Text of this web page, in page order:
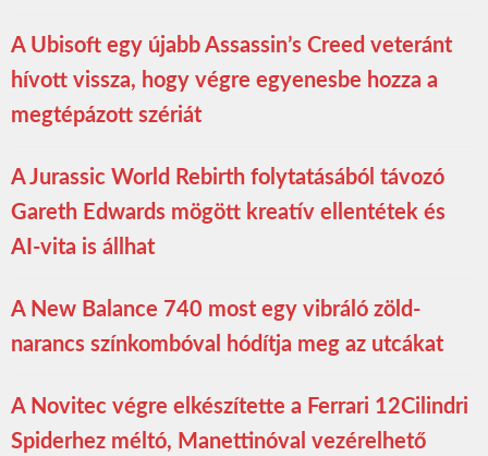
A Ubisoft egy újabb Assassin’s Creed veteránt
hívott vissza, hogy végre egyenesbe hozza a
megtépázott szériát
A Jurassic World Rebirth folytatásából távozó
Gareth Edwards mögött kreatív ellentétek és
AI-vita is állhat
A New Balance 740 most egy vibráló zöld-
narancs színkombóval hódítja meg az utcákat
A Novitec végre elkészítette a Ferrari 12Cilindri
Spiderhez méltó, Manettinóval vezérelhető